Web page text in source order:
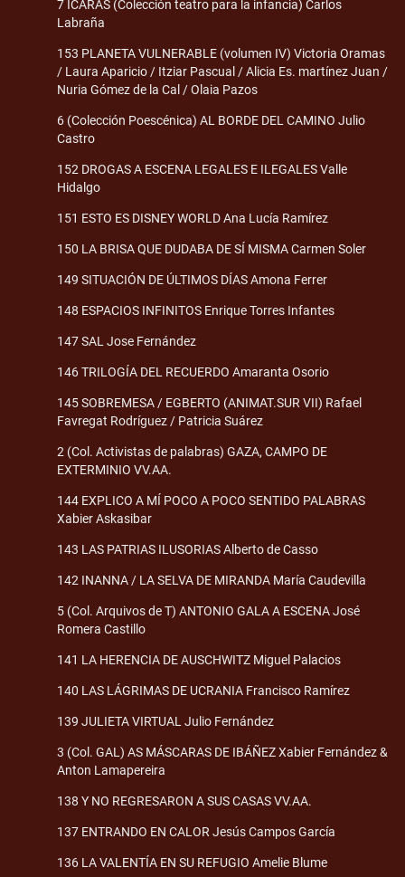
7 ÍCARAS (Colección teatro para la infancia) Carlos
Labraña
153 PLANETA VULNERABLE (volumen IV) Victoria Oramas
/ Laura Aparicio / Itziar Pascual / Alicia Es. martínez Juan /
Nuria Gómez de la Cal / Olaia Pazos
6 (Colección Poescénica) AL BORDE DEL CAMINO Julio
Castro
152 DROGAS A ESCENA LEGALES E ILEGALES Valle
Hidalgo
151 ESTO ES DISNEY WORLD Ana Lucía Ramírez
150 LA BRISA QUE DUDABA DE SÍ MISMA Carmen Soler
149 SITUACIÓN DE ÚLTIMOS DÍAS Amona Ferrer
148 ESPACIOS INFINITOS Enrique Torres Infantes
147 SAL Jose Fernández
146 TRILOGÍA DEL RECUERDO Amaranta Osorio
145 SOBREMESA / EGBERTO (ANIMAT.SUR VII) Rafael
Favregat Rodríguez / Patricia Suárez
2 (Col. Activistas de palabras) GAZA, CAMPO DE
EXTERMINIO VV.AA.
144 EXPLICO A MÍ POCO A POCO SENTIDO PALABRAS
Xabier Askasibar
143 LAS PATRIAS ILUSORIAS Alberto de Casso
142 INANNA / LA SELVA DE MIRANDA María Caudevilla
5 (Col. Arquivos de T) ANTONIO GALA A ESCENA José
Romera Castillo
141 LA HERENCIA DE AUSCHWITZ Miguel Palacios
140 LAS LÁGRIMAS DE UCRANIA Francisco Ramírez
139 JULIETA VIRTUAL Julio Fernández
3 (Col. GAL) AS MÁSCARAS DE IBÁÑEZ Xabier Fernández &
Anton Lamapereira
138 Y NO REGRESARON A SUS CASAS VV.AA.
137 ENTRANDO EN CALOR Jesús Campos García
136 LA VALENTÍA EN SU REFUGIO Amelie Blume